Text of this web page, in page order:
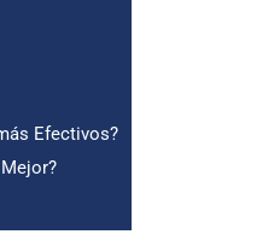
Efectivos?